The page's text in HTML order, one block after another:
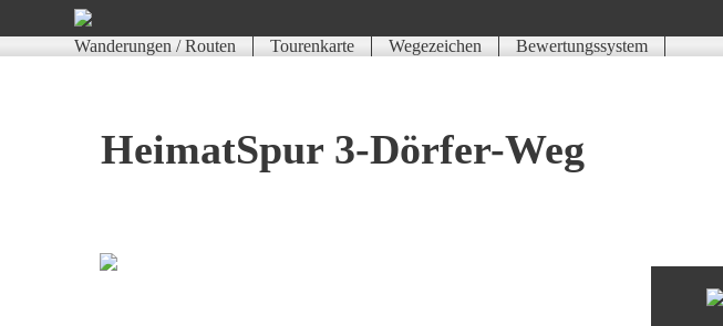
Wanderungen / Routen Tourenkarte Wegezeichen
Bewertungssystem
HeimatSpur 3-Dörfer-Weg